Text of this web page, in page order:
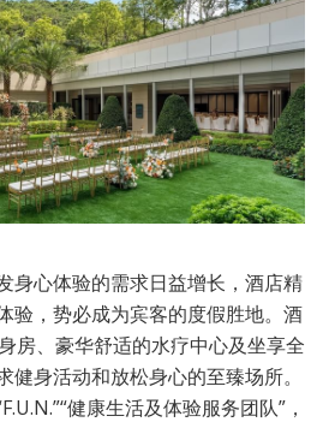
身心体验的需求日益增长，酒店精
验，势必成为宾客的度假胜地。酒
房、豪华舒适的水疗中心及坐享全
身活动和放松身心的至臻场所。
健康生活及体验服务团队”，